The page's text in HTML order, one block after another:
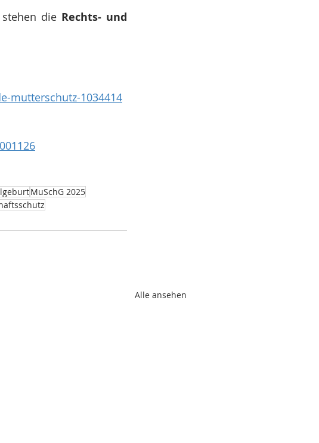
die Rechts- und
mutterschutz-1034414
MuSchG 2025
Alle ansehen